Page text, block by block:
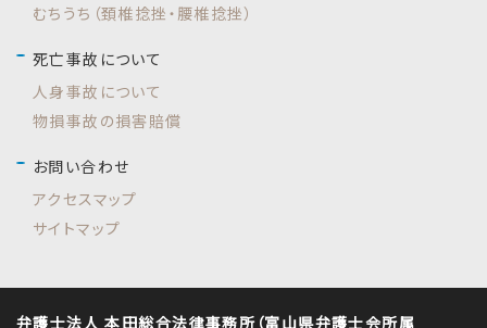
むちうち（頚椎捻挫・腰椎捻挫）
死亡事故について
人身事故について
物損事故の損害賠償
お問い合わせ
アクセスマップ
サイトマップ
弁護士法人 本田総合法律事務所（富山県弁護士会所属